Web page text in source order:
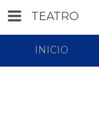
TEATRO
INICIO